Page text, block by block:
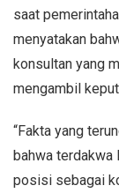
saat
menyatakan
konsultan yang
mengambil
“Fakta yang
bahwa
posisi sebagai